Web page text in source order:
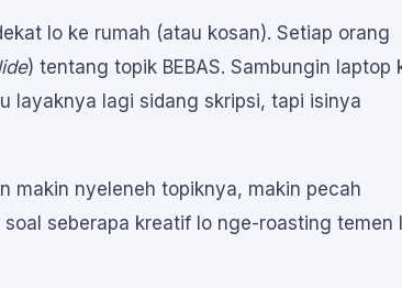
lo ke rumah (atau kosan). Setiap orang
) tentang topik BEBAS. Sambungin laptop
layaknya lagi sidang skripsi, tapi isinya
makin nyeleneh topiknya, makin pecah
seberapa kreatif lo nge-roasting temen